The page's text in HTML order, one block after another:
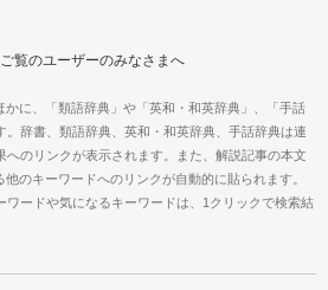
覧のユーザーのみなさまへ
かに、「類語辞典」や「英和・和英辞典」、「手話
。辞書、類語辞典、英和・和英辞典、手話辞典は連
へのリンクが表示されます。また、解説記事の本文
のキーワードへのリンクが自動的に貼られます。
ワードや気になるキーワードは、1クリックで検索結